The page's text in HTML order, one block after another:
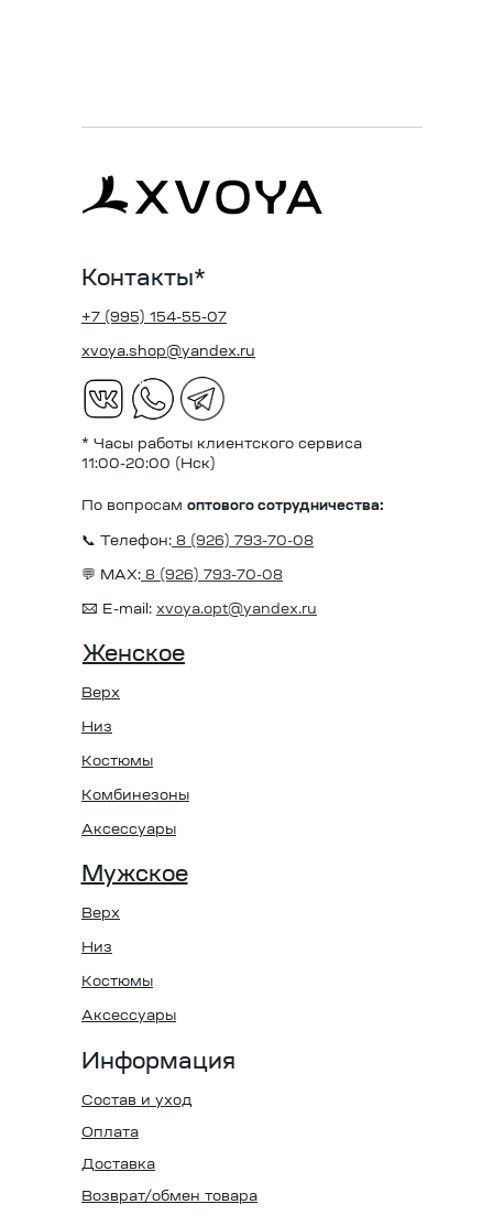
Контакты*
Оплата
Доставка
Возврат/обмен товара
Состав и уход
Мужское
Информация
Аксессуары
Комбинезоны
Костюмы
Низ
Верх
Верх
Низ
Костюмы
Аксессуары
✉️ E-mail: xvoya.opt@yandex.ru
💬 MAX: 8 (926) 793-70-08
📞 Телефон: 8 (926) 793-70-08
По вопросам оптового сотрудничества:
* Часы работы клиентского сервиса
11:00-20:00 (Нск)
xvoya.shop@yandex.ru
+7 (995) 154-55-07
Женское